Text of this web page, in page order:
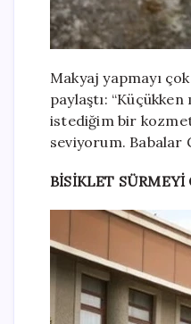
Makyaj yapmayı
paylaştı:
istediğim bir
seviyorum. Babalar
BİSİKLET SÜRMEYİ